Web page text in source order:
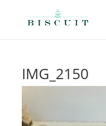
IMG_2150